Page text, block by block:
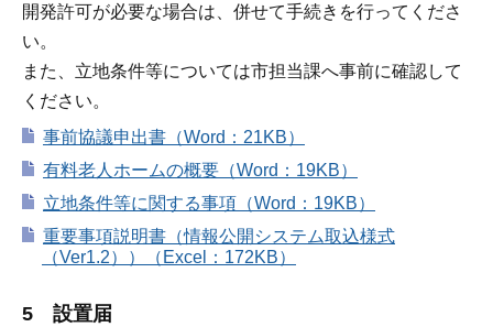
開発許可が必要な場合は、併せて手続きを行ってくださ
い。
また、立地条件等については市担当課へ事前に確認して
ください。
事前協議申出書（Word：21KB）
有料老人ホームの概要（Word：19KB）
立地条件等に関する事項（Word：19KB）
重要事項説明書（情報公開システム取込様式
（Ver1.2））（Excel：172KB）
5 設置届